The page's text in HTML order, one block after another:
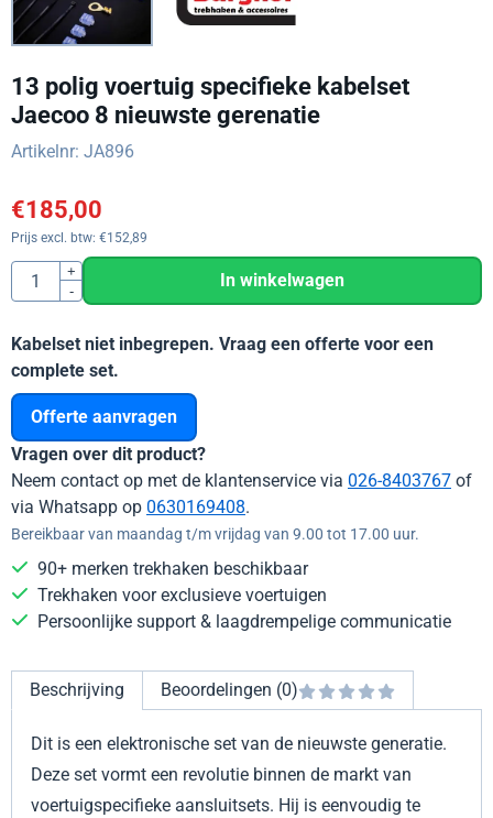
13 polig voertuig specifieke kabelset
Jaecoo 8 nieuwste gerenatie
Artikelnr: JA896
€185,00
Prijs excl. btw: €152,89
Aantal
+
-
In winkelwagen
Kabelset niet inbegrepen. Vraag een offerte voor een
complete set.
Offerte aanvragen
Vragen over dit product?
Neem contact op met de klantenservice via 026-8403767 of
via Whatsapp op 0630169408.
Bereikbaar van maandag t/m vrijdag van 9.00 tot 17.00 uur.
90+ merken trekhaken beschikbaar
Trekhaken voor exclusieve voertuigen
Persoonlijke support & laagdrempelige communicatie
Beschrijving Beoordelingen (0)
Dit is een elektronische set van de nieuwste generatie.
Deze set vormt een revolutie binnen de markt van
voertuigspecifieke aansluitsets. Hij is eenvoudig te